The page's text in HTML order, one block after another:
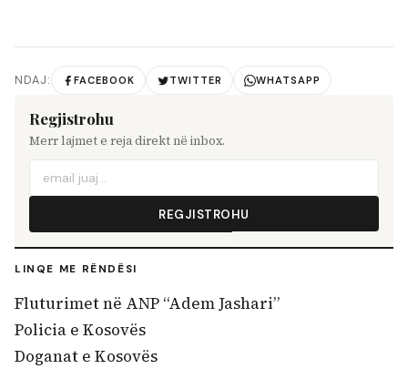
NDAJ: FACEBOOK TWITTER WHATSAPP
Regjistrohu
Merr lajmet e reja direkt në inbox.
REGJISTROHU
LINQE ME RËNDËSI
Fluturimet në ANP “Adem Jashari”
Policia e Kosovës
Doganat e Kosovës